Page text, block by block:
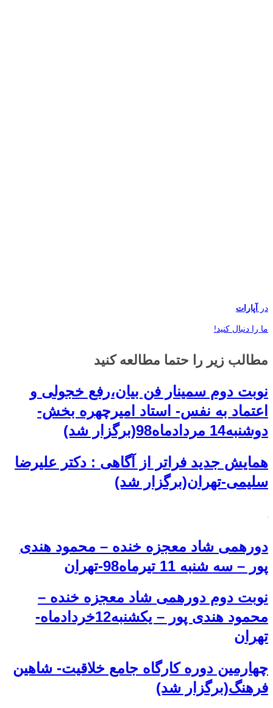
در آپارات
ما را دنبال کنید!
مطالب زیر را حتما مطالعه کنید
نوبت دوم سمینار فن بیان،رفع خجولی و
اعتماد به نفس- استاد امیرچهره بخش-
دوشنبه14 مردادماه98(برگزار شد)
همایش جدید فراتر از آگاهی : دکتر علیرضا
سلیمی-تهران(برگزار شد)
دورهمی شاد معجزه خنده – محمود هندی
پور – سه شنبه 11 تیرماه98-تهران
نوبت دوم دورهمی شاد معجزه خنده –
محمود هندی پور – یکشنبه12خردادماه-
تهران
چهارمین دوره کارگاه جامع خلاقیت- شاهین
فرهنگ(برگزار شد)